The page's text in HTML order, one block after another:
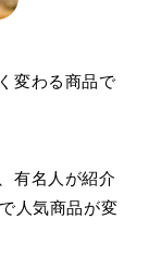
変わる商品で
有名人が紹介
人気商品が変